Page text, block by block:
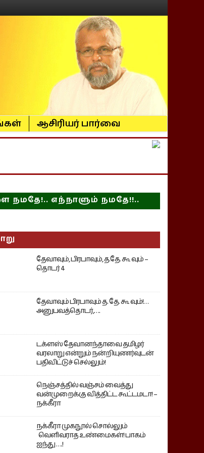
ஆசிரியர் பார்வை
நமதே!.. எந்நாளும் நமதே!!..
தேவாவும், பிரபாவும், த.தே. கூ வும் –
தொடர் 4
தேவாவும் பிரபாவும் த. தே. கூ வும்!…
அனுபவத்தொடர்,….
டக்ளஸ் தேவானந்தாவை தமிழர்
வரலாறு என்றும் நன்றியுணர்வுடன்
பதிவிட்டுச் செல்லும்!
நெஞ்சத்தில் வஞ்சம் வைத்து
வன்முறைக்கு வித்திட்ட கூட்டமடா! –
நக்கீரா
நக்கீரா முகநூல் சொல்லும்
வெளிவராத உண்மைகள்! பாகம்
ஐந்து ….!